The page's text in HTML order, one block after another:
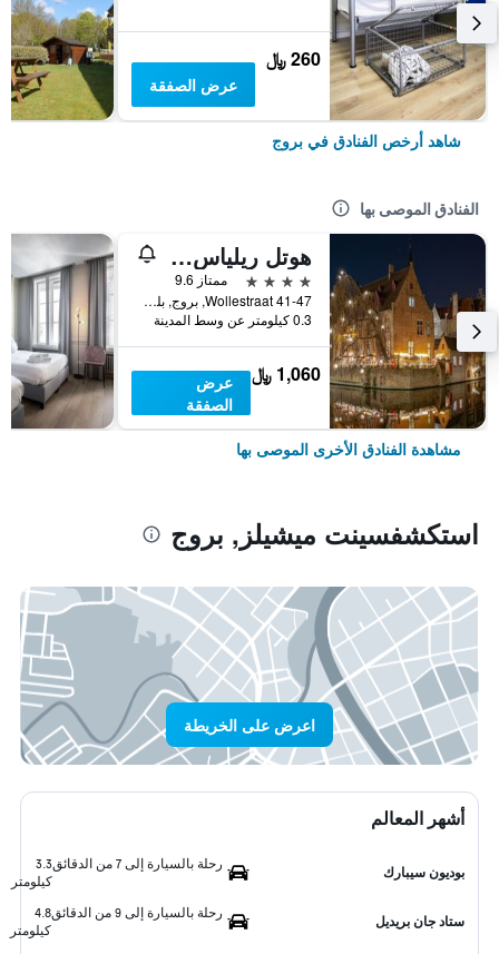
260 ﷼
عرض الصفقة
شاهد أرخص الفنادق في بروج
الفنادق الموصى بها
هوتل ريلياس بورجونديش كرويس- لوكس
4 نجوم
ممتاز 9.6
Wollestraat 41-47, بروج, بلجيكا
0.3 كيلومتر عن وسط المدينة
1,060 ﷼
عرض
الصفقة
مشاهدة الفنادق الأخرى الموصى بها
استكشفسينت ميشيلز, بروج
اعرض على الخريطة
أشهر المعالم
بوديون سيبارك
رحلة بالسيارة إلى 7 من الدقائق
3.3
كيلومتر
ستاد جان بريديل
رحلة بالسيارة إلى 9 من الدقائق
4.8
كيلومتر